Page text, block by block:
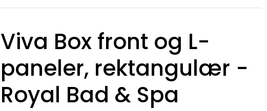
Viva Box front og L-
paneler, rektangulær -
Royal Bad & Spa